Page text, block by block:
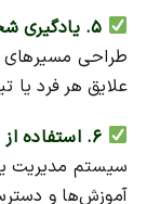
طراحی مسیرهای
علایق هر فرد یا
سیستم مدیریت
آموزش‌ها و